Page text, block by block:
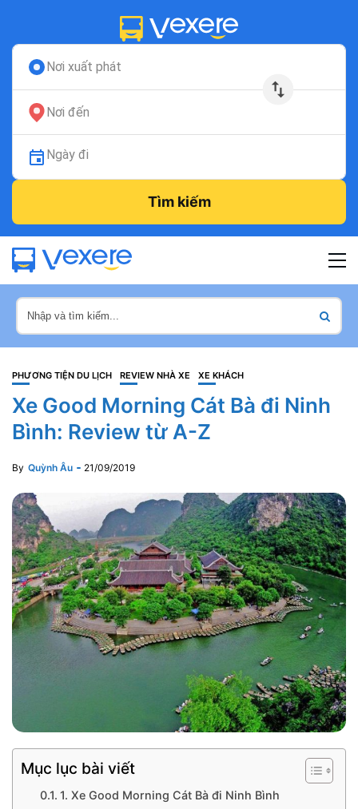
Nơi xuất phát
Nơi đến
Ngày đi
Tìm kiếm
PHƯƠNG TIỆN DU LỊCH REVIEW NHÀ XE XE KHÁCH
Xe Good Morning Cát Bà đi Ninh
Bình: Review từ A-Z
By Quỳnh Âu 21/09/2019
Mục lục bài viết
1. Xe Good Morning Cát Bà đi Ninh Bình